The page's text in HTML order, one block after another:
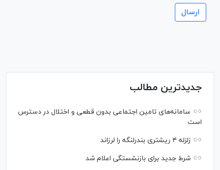
جدیدترین مطالب
سامانه‌های تامین اجتماعی بدون قطعی و اختلال در دسترس
است
زلزله ۴ ریشتری بندرلنگه را لرزاند
شرط جدید برای بازنشستگی اعلام شد